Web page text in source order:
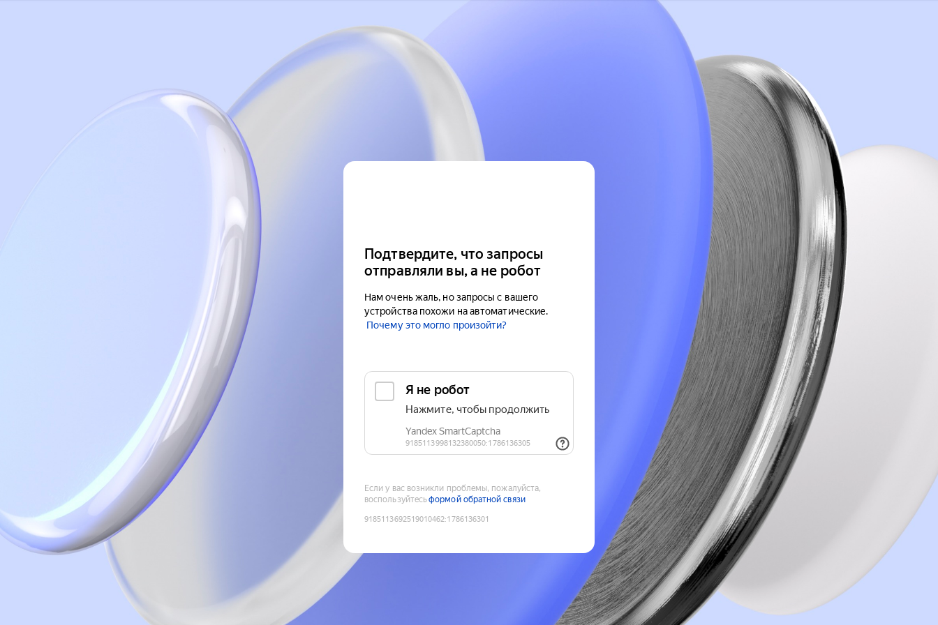
Подтвердите, что запросы
отправляли вы, а не робот
Нам очень жаль, но запросы с вашего
устройства похожи на автоматические.
Почему это могло произойти?
Если у вас возникли проблемы, пожалуйста,
воспользуйтесьформой обратной связи
9185113692519010462:1786136301